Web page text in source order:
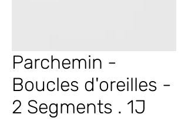
Parchemin -
Boucles d'oreilles -
2 Segments . 1J